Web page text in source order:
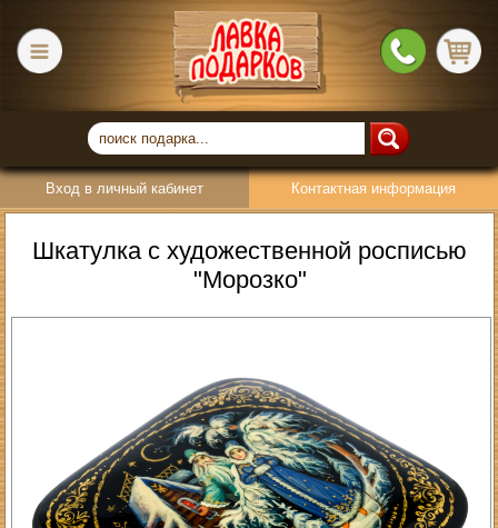
Вход в личный кабинет Контактная информация
Шкатулка с художественной росписью
"Морозко"